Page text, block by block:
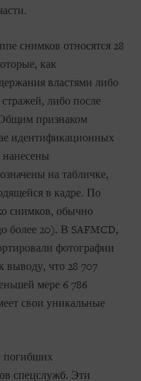
снимков относятся 28
как
властями либо
либо после
признаком
идентификационных
на табличке,
в кадре. По
снимков, обычно
более 20). В SAFMCD,
фотографии
что 28 707
мере 6 786
свои уникальные
погибших
спецслужб. Эти